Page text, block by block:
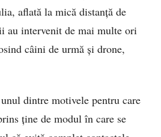
aflată la mică distanță de
au intervenit de mai multe ori
câini de urmă și drone,
dintre motivele pentru care
ține de modul în care se